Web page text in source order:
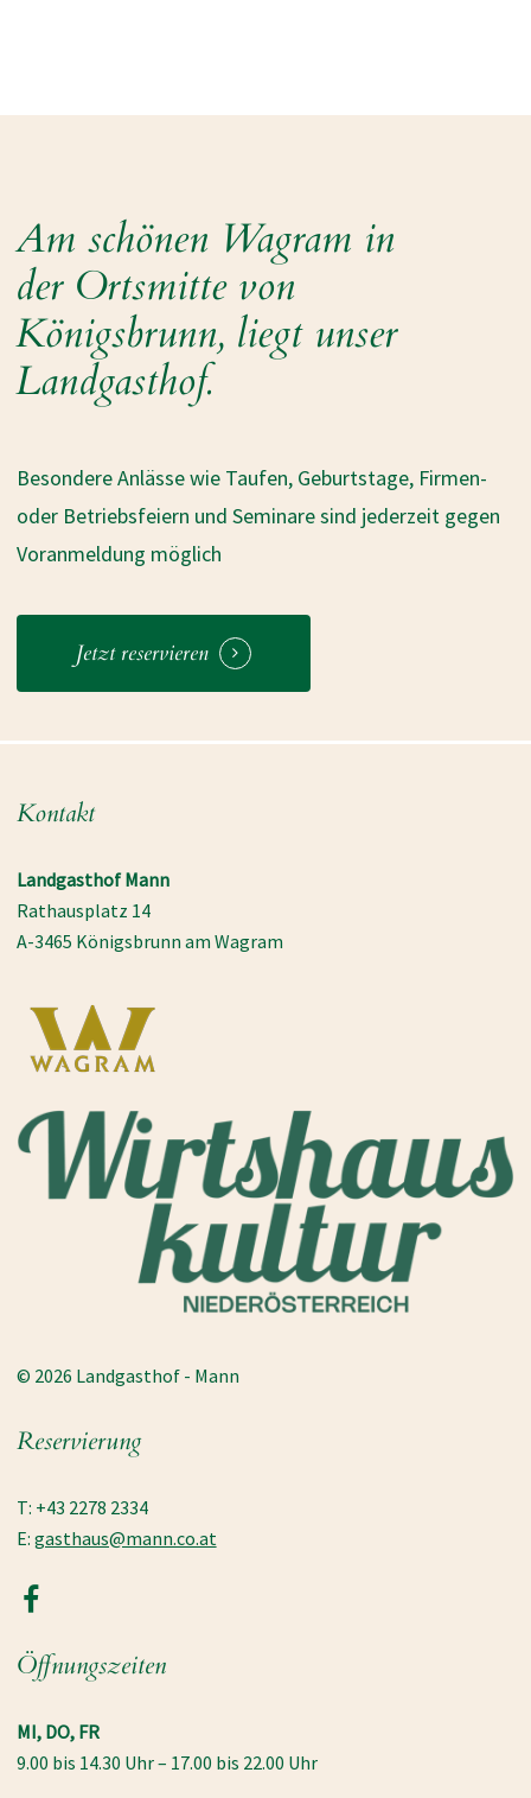
Am schönen Wagram in
der Ortsmitte von
Königsbrunn, liegt unser
Landgasthof.
Besondere Anlässe wie Taufen, Geburtstage, Firmen-
oder Betriebsfeiern und Seminare sind jederzeit gegen
Voranmeldung möglich
Jetzt reservieren
Kontakt
Landgasthof Mann
Rathausplatz 14
A-3465 Königsbrunn am Wagram
© 2026 Landgasthof - Mann
Reservierung
T: +43 2278 2334
E: gasthaus@mann.co.at
Öffnungszeiten
MI, DO, FR
9.00 bis 14.30 Uhr – 17.00 bis 22.00 Uhr